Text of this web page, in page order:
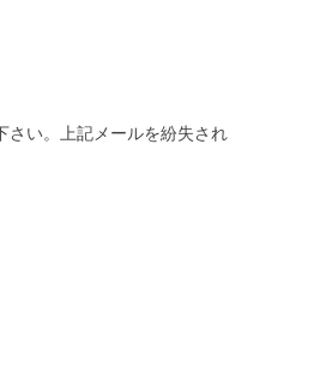
い。 上記メールを紛失され